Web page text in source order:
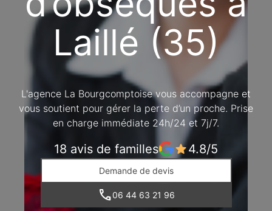
Laillé (35)
L'agence La Bourgcomptoise vous accompagne et
vous soutient pour gérer la perte d’un proche. Prise
en charge immédiate 24h/24 et 7j/7.
18 avis de familles 4.8/5
Demande de devis
06 44 63 21 96